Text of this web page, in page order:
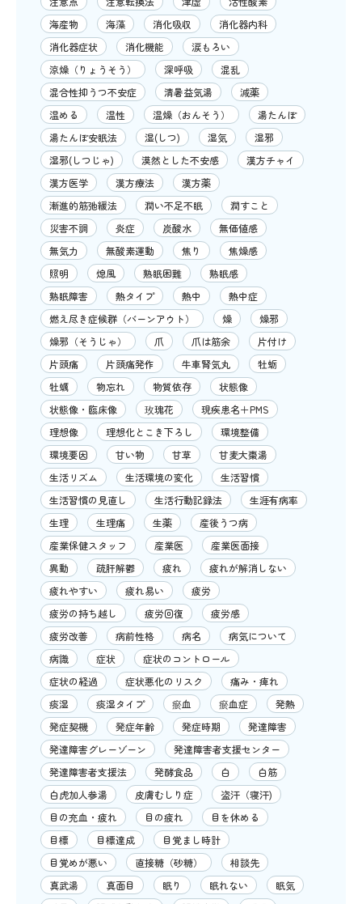
海産物
海藻 消化吸収
消化器内科
消化器症状
消化機能
涙もろい
涼燥（りょうそう）
深呼吸
混乱
混合性抑うつ不安症
清暑益気湯
減薬
温める
温性 温燥（おんそう）
湯たんぽ
湯たんぽ安眠法
湿(しつ) 湿気
湿邪
湿邪(しつじゃ)
漠然とした不安感
漢方チャイ
漢方医学
漢方療法
漢方薬
漸進的筋弛緩法
潤い不足不眠
潤すこと
災害不調
炎症 炭酸水
無価値感
無気力
無酸素運動 焦り
焦燥感
照明
熄風 熟眠困難
熟眠感
熟眠障害
熱タイプ 熱中
熱中症
燃え尽き症候群（バーンアウト）
燥
燥邪
燥邪（そうじゃ）
爪 爪は筋余
片付け
片頭痛
片頭痛発作 牛車腎気丸
牡蛎
牡蠣
物忘れ 物質依存
状態像
状態像・臨床像
玫瑰花
現疾患名＋PMS
理想像
理想化とこき下ろし
環境整備
環境要因
甘い物 甘草
甘麦大棗湯
生活リズム
生活環境の変化
生活習慣
生活習慣の見直し
生活行動記録法
生涯有病率
生理
生理痛 生薬
産後うつ病
産業保健スタッフ
産業医
産業医面接
異動
疏肝解鬱 疲れ
疲れが解消しない
疲れやすい
疲れ易い
疲労
疲労の持ち越し
疲労回復
疲労感
疲労改善
病前性格 病名
病気について
病識
症状
症状のコントロール
症状の経過
症状悪化のリスク
痛み・痺れ
痰湿
痰湿タイプ 瘀血 瘀血症
発熱
発症契機
発症年齢 発症時期
発達障害
発達障害グレーゾーン
発達障害者支援センター
発達障害者支援法
発酵食品 白
白筋
白虎加人参湯
皮膚むしり症
盗汗（寝汗)
目の充血・疲れ
目の疲れ
目を休める
目標
目標達成
目覚まし時計
目覚めが悪い
直接糖（砂糖）
相談先
真武湯
真面目 眠り 眠れない
眠気